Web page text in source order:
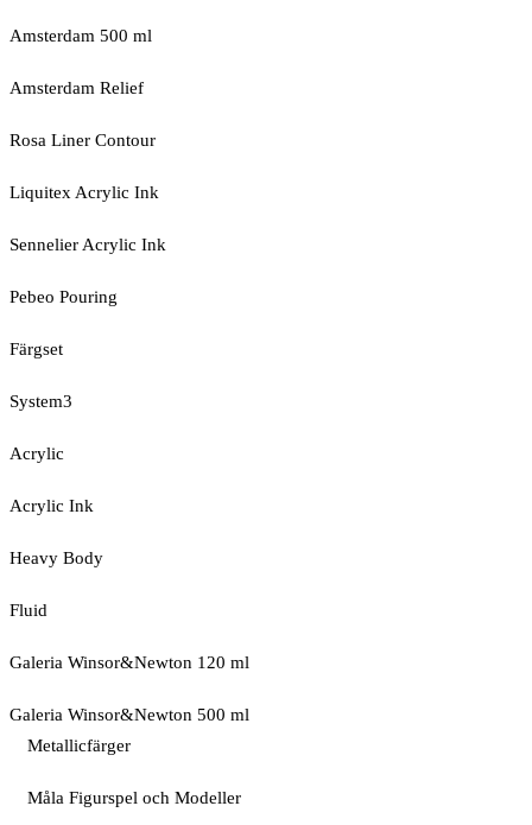
Amsterdam 500 ml
Amsterdam Relief
Rosa Liner Contour
Liquitex Acrylic Ink
Sennelier Acrylic Ink
Pebeo Pouring
Färgset
System3
Acrylic
Acrylic Ink
Heavy Body
Fluid
Galeria Winsor&Newton 120 ml
Galeria Winsor&Newton 500 ml
Metallicfärger
Måla Figurspel och Modeller